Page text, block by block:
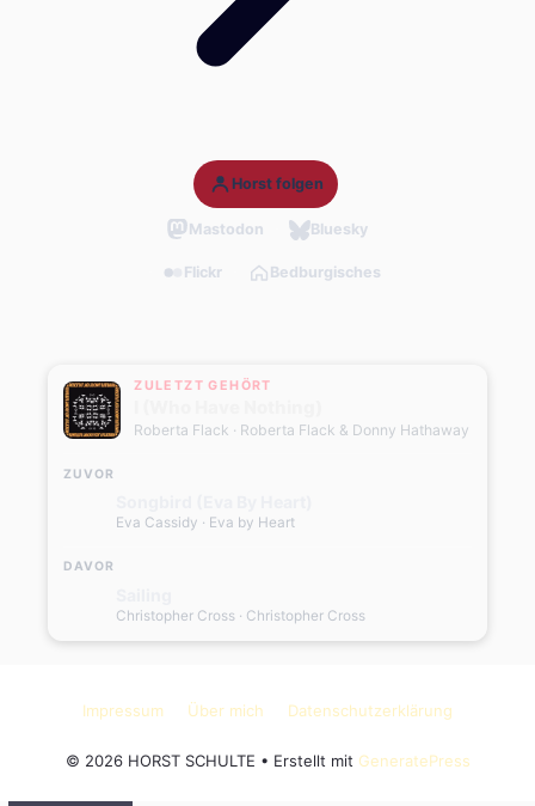
Horst folgen
Mastodon Bluesky
Flickr Bedburgisches
ZULETZT GEHÖRT
Roberta Flack · Roberta Flack & Donny Hathaway
ZUVOR
Eva Cassidy · Eva by Heart
DAVOR
Christopher Cross · Christopher Cross
Impressum Über mich Datenschutzerklärung
© 2026 HORST SCHULTE • Erstellt mit GeneratePress